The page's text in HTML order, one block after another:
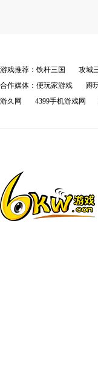
游戏推荐： 铁杆三国
攻城
合作媒体： 便玩家游戏 蹲
游久网
4399手机游戏网